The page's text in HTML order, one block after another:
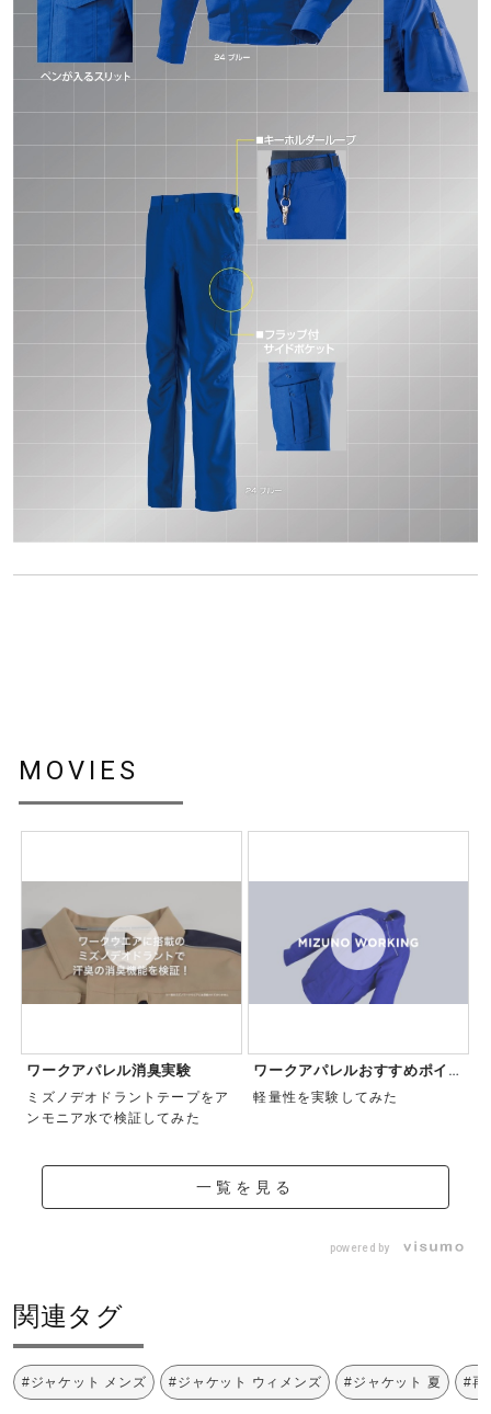
ベトナム製、タイ製
2023年春夏
MOVIES
ワークアパレル消臭実験
ミズノデオドラントテープをア
ンモニア水で検証してみた
ワークアパレルおすすめポイン
ト
軽量性を実験してみた
一覧を見る
powered by
関連タグ
#ジャケット メンズ #ジャケット ウィメンズ #ジャケット 夏 #再